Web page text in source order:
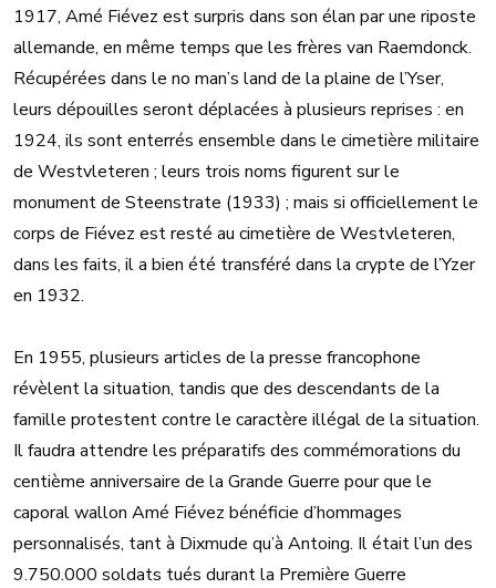
1917, Amé Fiévez est surpris dans son élan par une riposte
allemande, en même temps que les frères van Raemdonck.
Récupérées dans le no man’s land de la plaine de l’Yser,
leurs dépouilles seront déplacées à plusieurs reprises : en
1924, ils sont enterrés ensemble dans le cimetière militaire
de Westvleteren ; leurs trois noms figurent sur le
monument de Steenstrate (1933) ; mais si officiellement le
corps de Fiévez est resté au cimetière de Westvleteren,
dans les faits, il a bien été transféré dans la crypte de l’Yzer
en 1932.
En 1955, plusieurs articles de la presse francophone
révèlent la situation, tandis que des descendants de la
famille protestent contre le caractère illégal de la situation.
Il faudra attendre les préparatifs des commémorations du
centième anniversaire de la Grande Guerre pour que le
caporal wallon Amé Fiévez bénéficie d’hommages
personnalisés, tant à Dixmude qu’à Antoing. Il était l’un des
9.750.000 soldats tués durant la Première Guerre